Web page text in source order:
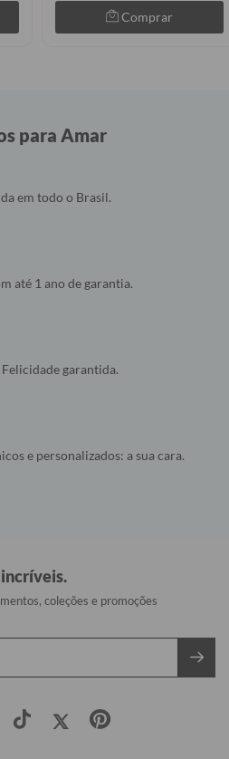
Comprar
para Amar
em todo o Brasil.
até 1 ano de garantia.
garantida.
e personalizados: a sua cara.
coleções e promoções